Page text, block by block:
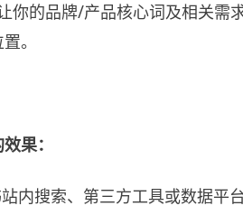
你的品牌/产品核心词及相关需
。
果：
内搜索、第三方工具或数据平